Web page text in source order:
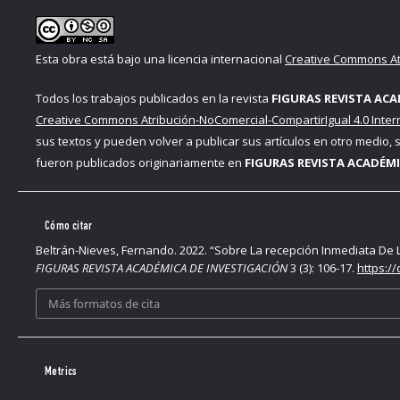
Esta obra está bajo una licencia internacional Creative Commons
Todos los trabajos publicados en la revista FIGURAS REVISTA
Creative Commons Atribución-NoComercial-CompartirIgual 4.0
sus textos y pueden volver a publicar sus artículos en otro
fueron publicados originariamente en FIGURAS REVISTA
Cómo citar
Beltrán-Nieves, Fernando. 2022. “Sobre La recepción Inmediata
FIGURAS REVISTA ACADÉMICA DE INVESTIGACIÓN3 (3): 106-17. https://
Más formatos de cita
Metrics